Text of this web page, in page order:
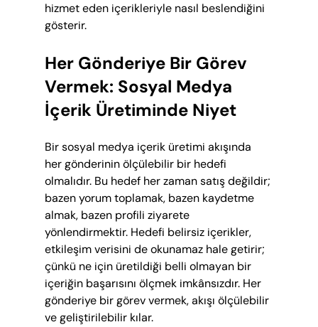
hizmet eden içerikleriyle nasıl beslendiğini
gösterir.
Her Gönderiye Bir Görev
Vermek: Sosyal Medya
İçerik Üretiminde Niyet
Bir sosyal medya içerik üretimi akışında
her gönderinin ölçülebilir bir hedefi
olmalıdır. Bu hedef her zaman satış değildir;
bazen yorum toplamak, bazen kaydetme
almak, bazen profili ziyarete
yönlendirmektir. Hedefi belirsiz içerikler,
etkileşim verisini de okunamaz hale getirir;
çünkü ne için üretildiği belli olmayan bir
içeriğin başarısını ölçmek imkânsızdır. Her
gönderiye bir görev vermek, akışı ölçülebilir
ve geliştirilebilir kılar.